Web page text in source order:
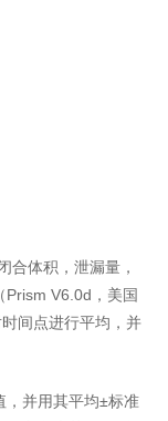
合体积，泄漏量，
Prism V6.0d，美国
间点进行平均，并
，并用其平均±标准